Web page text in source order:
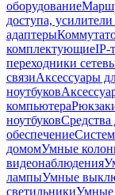
оборудование
доступа, усилители
адаптеры
комплектующиеIP-
переходники
связиАксессуары
ноутбуков
компьютера
ноутбуковСредства
обеспечение
домомУмные
видеонаблюдения
лампыУмные
светильникиУмные